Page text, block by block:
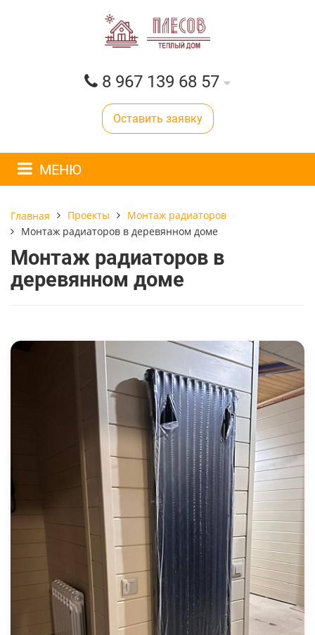
8 967 139 68 57
Оставить заявку
МЕНЮ
Главная Проекты
Монтаж радиаторов
Монтаж радиаторов в деревянном доме
Монтаж радиаторов в
деревянном доме